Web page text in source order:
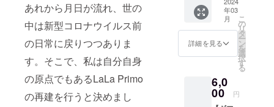
あれから月日が流れ、世の
中は新型コロナウイルス前
の日常に戻りつつありま
す。そこで、私は自分自身
の原点でもあるLaLa Primo
の再建を行うと決めまし
必ずお
届けの
リター
ンに貼
付され
をご確
認くだ
さい。
なり、
画像は
出来上
がりイ
メージ
レンジ
してお
楽しみ
す。 お
届けす
るのは
ハン
バーグ
のみと
画像は
出来上
がりイ
年03
月
詳細を見る
こ
の
リ
タ
ー
ン
を
選
択
す
る
6,0
00 円